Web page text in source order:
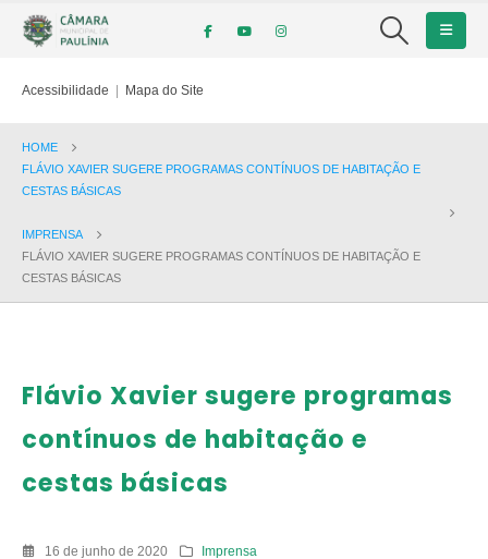
Acessibilidade | Mapa do Site
HOME
FLÁVIO XAVIER SUGERE PROGRAMAS CONTÍNUOS DE HABITAÇÃO E
CESTAS BÁSICAS
IMPRENSA
FLÁVIO XAVIER SUGERE PROGRAMAS CONTÍNUOS DE HABITAÇÃO E
CESTAS BÁSICAS
Flávio Xavier sugere programas
contínuos de habitação e
cestas básicas
16 de junho de 2020
Imprensa